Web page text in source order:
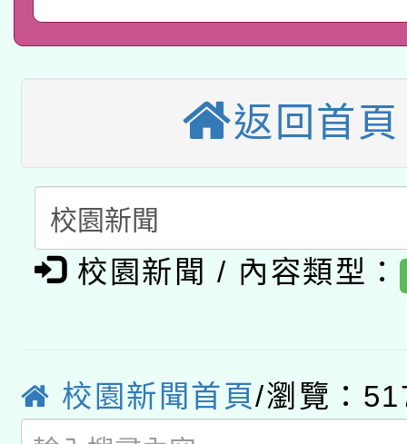
招)
本館辦理115年度閱讀
暨閱讀推動專業研習
A3數位素養講師名單
「數位內容與教學軟體
pilot」
有關大陸委員會函釋公
薪期間赴陸應申請許可
轉知經濟部水利署委託
用水績優單位及節水達
動」
開 智慧啟航」
返回首頁
校園新聞 / 內容類型：
校園新聞首頁/瀏覽：